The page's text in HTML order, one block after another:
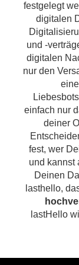
festgelegt
digitalen
und -
digitalen
nur den
einfach nur
deiner
fest, wer
und kannst
Deinen
lasthello,
lastHello